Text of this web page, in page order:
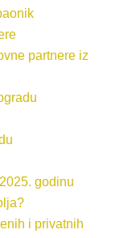
partnere iz
godinu
i privatnih